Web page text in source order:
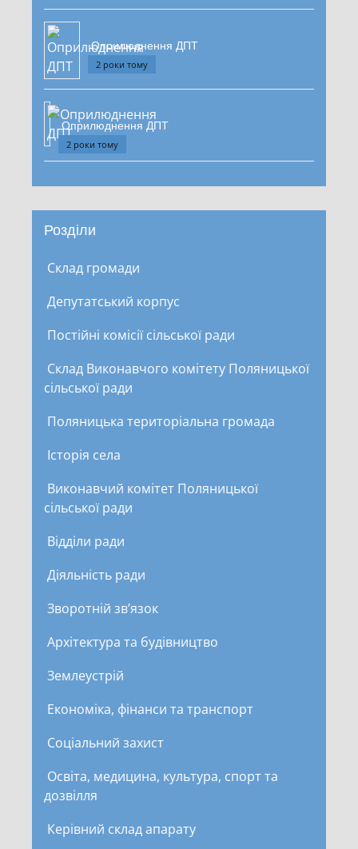
Оприлюднення ДПТ
2 роки тому
Оприлюднення ДПТ
2 роки тому
Розділи
Склад громади
Депутатський корпус
Постійні комісії сільської ради
Склад Виконавчого комітету Поляницької
сільської ради
Поляницька територіальна громада
Історія села
Виконавчий комітет Поляницької
сільської ради
Відділи ради
Діяльність ради
Зворотній зв’язок
Архітектура та будівництво
Землеустрій
Економіка, фінанси та транспорт
Соціальний захист
Освіта, медицина, культура, спорт та
дозвілля
Керівний склад апарату